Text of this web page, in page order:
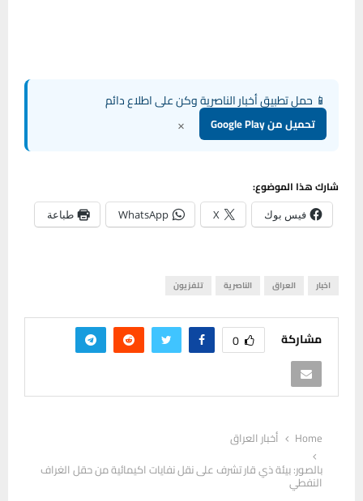
📱 حمل تطبيق أخبار الناصرية وكن على اطلاع دائم
تحميل من Google Play ×
شارك هذا الموضوع:
فيس بوك X
WhatsApp طباعة
اخبار العراق الناصرية تلفزيون
مشاركة 0
Home
أخبار العراق
بالصور: بيئة ذي قار تشرف على نقل نفايات اكيمائية من حقل الغراف
النفطي